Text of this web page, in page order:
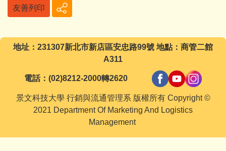
友善列印
地址：231307新北市新店區安忠路99號 地點：商管二館
A311
電話：(02)8212-2000轉2620
景文科技大學 行銷與流通管理系 版權所有 Copyright ©
2021 Department Of Marketing And Logistics
Management